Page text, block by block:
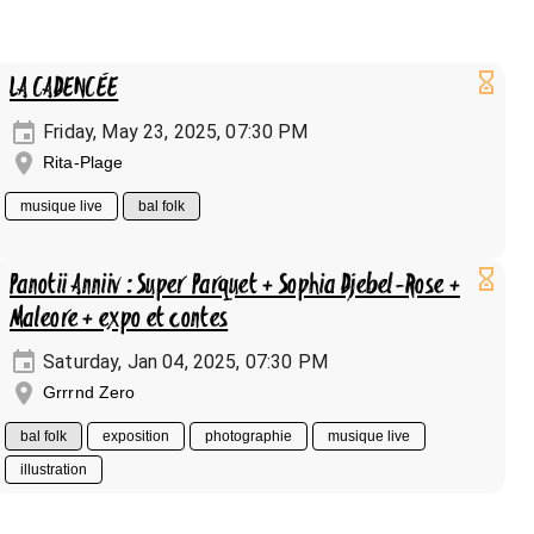
LA CADENCÉE
Friday, May 23, 2025, 07:30 PM
Rita-Plage
musique live bal folk
Panotii Anniiv : Super Parquet + Sophia Djebel-Rose +
Maleore + expo et contes
Saturday, Jan 04, 2025, 07:30 PM
Grrrnd Zero
bal folk exposition photographie
musique live
illustration